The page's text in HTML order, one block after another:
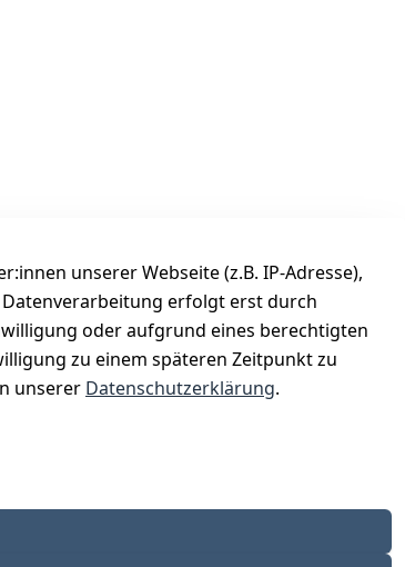
unserer Webseite (z.B. IP-Adresse),
erfolgt erst durch
oder aufgrund eines berechtigten
zu einem späteren Zeitpunkt zu
unserer Datenschutzerklärung.
Versanddienstleister
Österreichische Post